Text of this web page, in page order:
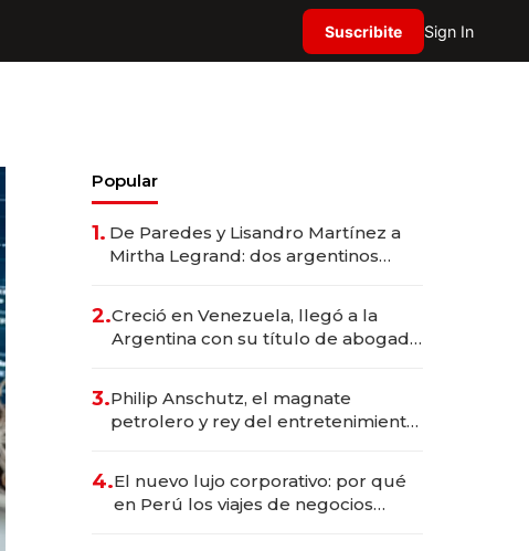
Suscribite Sign In
Popular
1. De Paredes y Lisandro Martínez a
Mirtha Legrand: dos argentinos
2.Creció en Venezuela, llegó a la
Argentina con su título de abogado
marcas "fast premium"
3.Philip Anschutz, el magnate
petrolero y rey del entretenimiento
4.El nuevo lujo corporativo: por qué
en Perú los viajes de negocios